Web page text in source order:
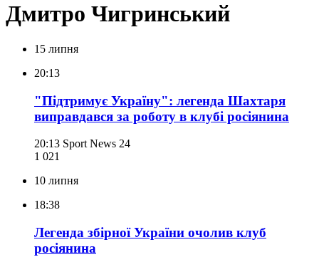
Дмитро Чигринський
15 липня
20:13
"Підтримує Україну": легенда Шахтаря
виправдався за роботу в клубі росіянина
20:13 Sport News 24
1 021
10 липня
18:38
Легенда збірної України очолив клуб
росіянина